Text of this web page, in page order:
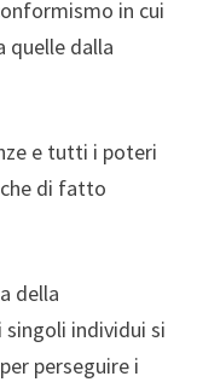
in cui
quelle dalla
e tutti i poteri
di fatto
della
singoli individui si
perseguire i